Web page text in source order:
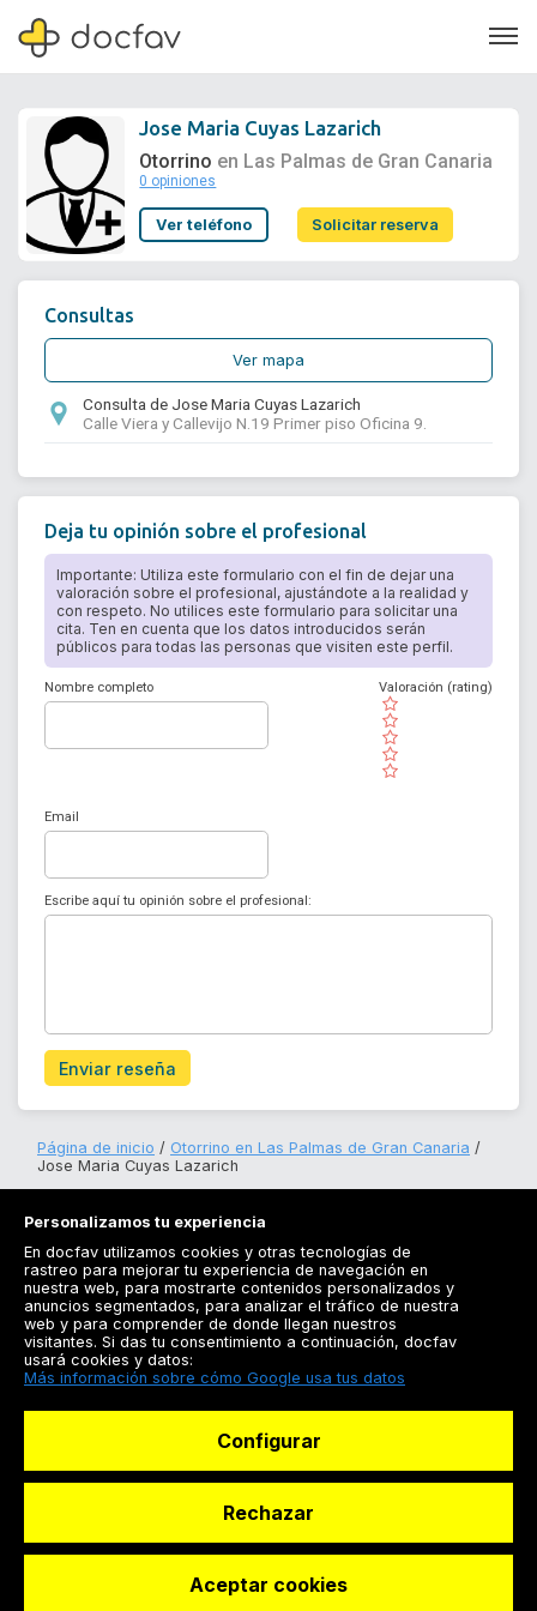
Soporte
Jose Maria Cuyas Lazarich
Otorrino en Las Palmas de Gran Canaria
0 opiniones
Ver teléfono Solicitar reserva
Consultas
Ver mapa
Consulta de Jose Maria Cuyas Lazarich
Calle Viera y Callevijo N.19 Primer piso Oficina 9.
Deja tu opinión sobre el profesional
Importante: Utiliza este formulario con el fin de dejar una
valoración sobre el profesional, ajustándote a la realidad y
con respeto. No utilices este formulario para solicitar una
cita. Ten en cuenta que los datos introducidos serán
públicos para todas las personas que visiten este perfil.
Nombre completo
( )
( )
( )
( )
( )
Valoración (rating)
Email
Escribe aquí tu opinión sobre el profesional:
Enviar reseña
Página de inicio
Otorrino en Las Palmas de Gran Canaria
Jose Maria Cuyas Lazarich
Registrarse
Docfav
© Dashboard Technologies S.L
Personalizamos tu experiencia
En docfav utilizamos cookies y otras tecnologías de
rastreo para mejorar tu experiencia de navegación en
nuestra web, para mostrarte contenidos personalizados y
anuncios segmentados, para analizar el tráfico de nuestra
web y para comprender de donde llegan nuestros
visitantes. Si das tu consentimiento a continuación, docfav
usará cookies y datos:
Más información sobre cómo Google usa tus datos
Configurar
Rechazar
Aceptar cookies